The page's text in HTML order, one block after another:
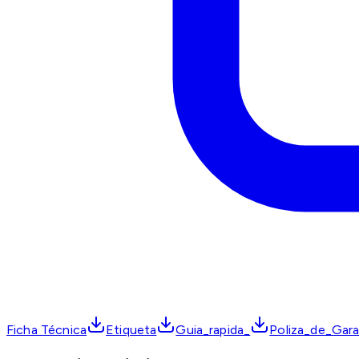
Ficha Técnica Etiqueta Guia_rapida_